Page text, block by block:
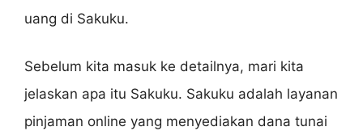
uang di Sakuku.
Sebelum kita masuk ke detailnya, mari kita
jelaskan apa itu Sakuku. Sakuku adalah layanan
pinjaman online yang menyediakan dana tunai